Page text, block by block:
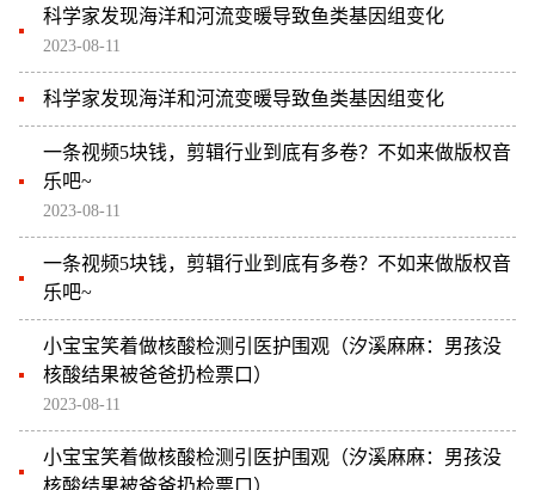
科学家发现海洋和河流变暖导致鱼类基因组变化
2023-08-11
科学家发现海洋和河流变暖导致鱼类基因组变化
一条视频5块钱，剪辑行业到底有多卷？不如来做版权音
乐吧~
2023-08-11
一条视频5块钱，剪辑行业到底有多卷？不如来做版权音
乐吧~
小宝宝笑着做核酸检测引医护围观（汐溪麻麻：男孩没
核酸结果被爸爸扔检票口）
2023-08-11
小宝宝笑着做核酸检测引医护围观（汐溪麻麻：男孩没
核酸结果被爸爸扔检票口）